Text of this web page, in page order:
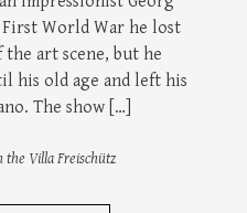
World War he lost
art scene, but he
his old age and left his
The show […]
the Villa Freischütz